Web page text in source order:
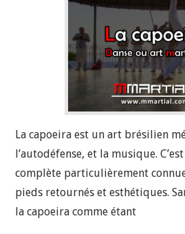
La capoeira est un art brésilien
l’autodéfense, et la musique.
complète particulièrement
pieds retournés et esthétiques.
la capoeira comme étant